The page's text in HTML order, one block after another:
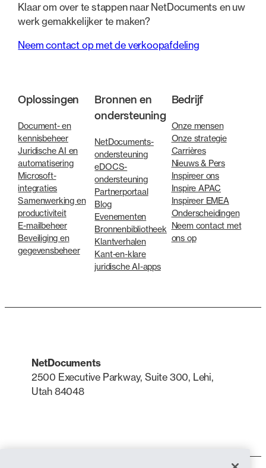
Klaar om over te stappen naar NetDocuments en uw
werk gemakkelijker te maken?
Neem contact op met de verkoopafdeling
Oplossingen
Document- en
kennisbeheer
Juridische AI en
automatisering
Microsoft-
integraties
Samenwerking en
productiviteit
E-mailbeheer
Beveiliging en
gegevensbeheer
Bronnen en
ondersteuning
NetDocuments-
ondersteuning
eDOCS-
ondersteuning
Partnerportaal
Blog
Evenementen
Bronnenbibliotheek
Klantverhalen
Kant-en-klare
juridische AI-apps
Bedrijf
Onze mensen
Onze strategie
Carrières
Nieuws & Pers
Inspireer ons
Inspire APAC
Inspireer EMEA
Onderscheidingen
Neem contact met
ons op
NetDocuments
2500 Executive Parkway, Suite 300, Lehi,
Utah 84048